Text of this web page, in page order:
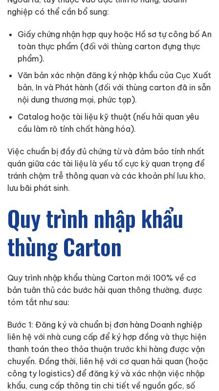
nghiệp có thể cần bổ sung:
Giấy chứng nhận hợp quy hoặc Hồ sơ tự công bố An
toàn thực phẩm (đối với thùng carton đựng thực
phẩm).
Văn bản xác nhận đăng ký nhập khẩu của Cục Xuất
bản, In và Phát hành (đối với thùng carton đã in sẵn
nội dung thương mại, phức tạp).
Catalog hoặc tài liệu kỹ thuật (nếu hải quan yêu
cầu làm rõ tính chất hàng hóa).
Việc chuẩn bị đầy đủ chứng từ và đảm bảo tính nhất
quán giữa các tài liệu là yếu tố cực kỳ quan trọng để
tránh chậm trễ thông quan và các khoản phí lưu kho,
lưu bãi phát sinh.
Quy trình nhập khẩu
thùng Carton
Quy trình nhập khẩu thùng Carton mới 100% về cơ
bản tuân thủ các bước hải quan thông thường, được
tóm tắt như sau:
Bước 1: Đăng ký và chuẩn bị đơn hàng Doanh nghiệp
liên hệ với nhà cung cấp để ký hợp đồng và thực hiện
thanh toán theo thỏa thuận trước khi hàng được vận
chuyển. Đồng thời, liên hệ với cơ quan hải quan (hoặc
công ty logistics) để đăng ký và xác nhận việc nhập
khẩu, cung cấp thông tin chi tiết về nguồn gốc, số